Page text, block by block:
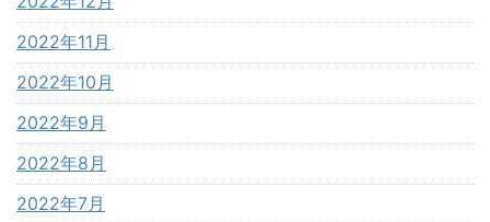
2022年11月
2022年10月
2022年9月
2022年8月
2022年7月